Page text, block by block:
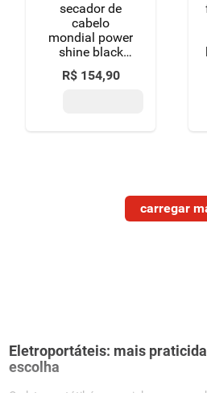
secador de
cabelo
mondial power
shine black
ion 1900w
127v
R$ 154,90
Eletroportáteis: mais
escolha